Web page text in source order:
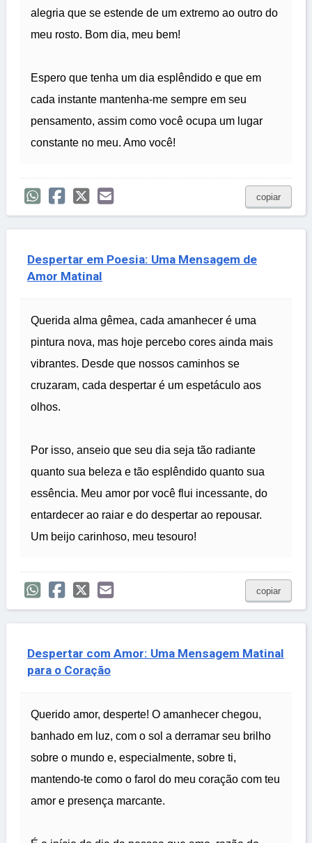
alegria que se estende de um extremo ao outro do
meu rosto. Bom dia, meu bem!
Espero que tenha um dia esplêndido e que em
cada instante mantenha-me sempre em seu
pensamento, assim como você ocupa um lugar
constante no meu. Amo você!
copiar
Despertar em Poesia: Uma Mensagem de
Amor Matinal
Querida alma gêmea, cada amanhecer é uma
pintura nova, mas hoje percebo cores ainda mais
vibrantes. Desde que nossos caminhos se
cruzaram, cada despertar é um espetáculo aos
olhos.
Por isso, anseio que seu dia seja tão radiante
quanto sua beleza e tão esplêndido quanto sua
essência. Meu amor por você flui incessante, do
entardecer ao raiar e do despertar ao repousar.
Um beijo carinhoso, meu tesouro!
copiar
Despertar com Amor: Uma Mensagem Matinal
para o Coração
Querido amor, desperte! O amanhecer chegou,
banhado em luz, com o sol a derramar seu brilho
sobre o mundo e, especialmente, sobre ti,
mantendo-te como o farol do meu coração com teu
amor e presença marcante.